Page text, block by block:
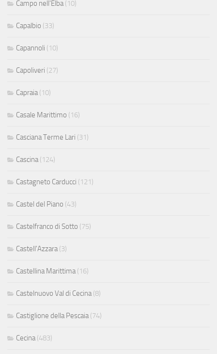
Campo nell'Elba (10)
Capalbio (33)
Capannoli (10)
Capoliveri (27)
Capraia (10)
Casale Marittimo (16)
Casciana Terme Lari (31)
Cascina (124)
Castagneto Carducci (121)
Castel del Piano (43)
Castelfranco di Sotto (75)
Castell'Azzara (3)
Castellina Marittima (16)
Castelnuovo Val di Cecina (8)
Castiglione della Pescaia (74)
Cecina (483)